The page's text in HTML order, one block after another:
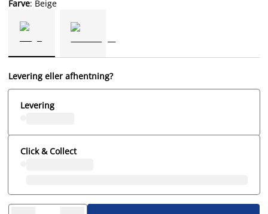
Farve: Beige
Levering eller afhentning?
Levering
Click & Collect